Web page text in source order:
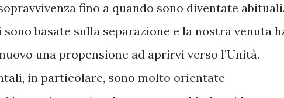
fino a quando sono diventate
basate sulla separazione e la nostra venuta
una propensione ad aprirvi verso l’Unità.
in particolare, sono molto orientate